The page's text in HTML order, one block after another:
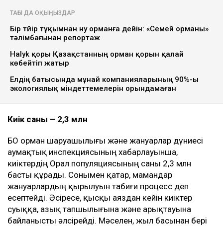
ТАҒЫ ДА ОҚЫҢЫЗДАР
Бір түйір тұқымнан ну орманға дейін: «Семей орманы»
тәлімбағынан репортаж
Halyk қоры Қазақстанның орман қорын қалай
көбейтіп жатыр
Елдің батысында мұнай компанияларының 90%-ы
экологиялық міндеттемелерін орындамаған
Киік саны – 2,3 млн
БҚО орман шаруашылығы және жануарлар дүниесі
аумақтық инспекциясының хабарлауынша,
киіктердің Орал популяциясының саны 2,3 млн
басты құрады. Сонымен қатар, мамандар
жануарлардың қырылуын табиғи процесс деп
есептейді. Әсіресе, қысқы аяздан кейін киіктер
суыққа, азық тапшылығына және арықтауына
байланысты әлсірейді. Мәселен, жыл басынан бері